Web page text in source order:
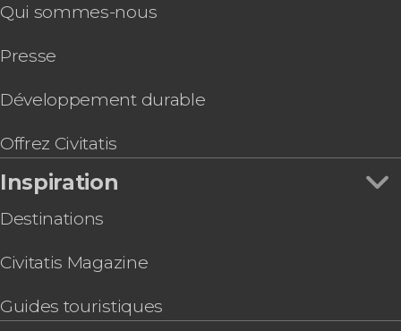
Qui sommes-nous
Presse
Développement durable
Offrez Civitatis
Inspiration
Destinations
Civitatis Magazine
Guides touristiques